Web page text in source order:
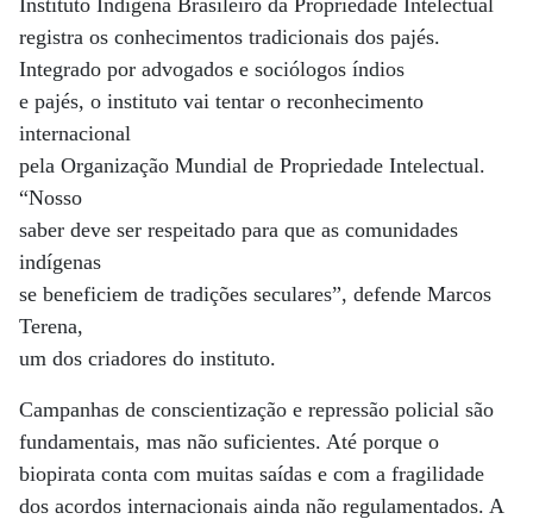
Instituto Indígena Brasileiro da Propriedade Intelectual
registra os conhecimentos tradicionais dos pajés.
Integrado por advogados e sociólogos índios
e pajés, o instituto vai tentar o reconhecimento
internacional
pela Organização Mundial de Propriedade Intelectual.
“Nosso
saber deve ser respeitado para que as comunidades
indígenas
se beneficiem de tradições seculares”, defende Marcos
Terena,
um dos criadores do instituto.
Campanhas de conscientização e repressão policial são
fundamentais, mas não suficientes. Até porque o
biopirata conta com muitas saídas e com a fragilidade
dos acordos internacionais ainda não regulamentados. A